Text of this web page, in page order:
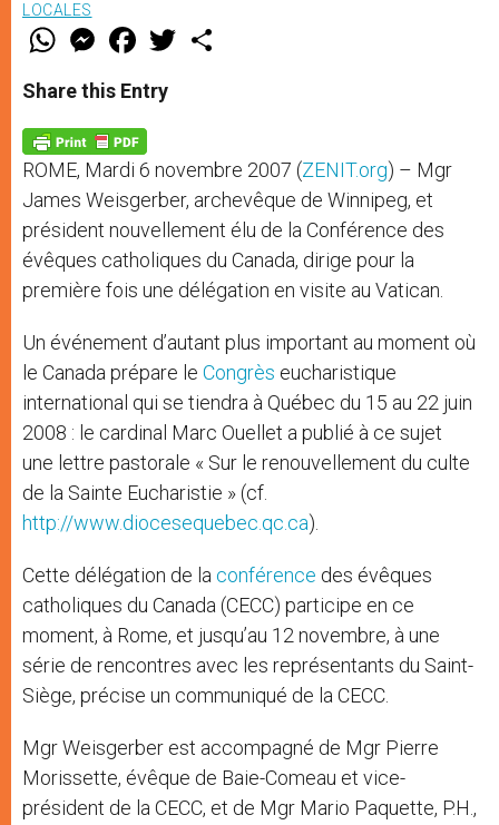
LOCALES
W
t
s
p
p
M
e
s
e
g
e
r
F
a
e
b
o
k
w
Share this Entry
ROME, Mardi 6 novembre 2007 (ZENIT.org) – Mgr
James Weisgerber, archevêque de Winnipeg, et
président nouvellement élu de la Conférence des
évêques catholiques du Canada, dirige pour la
première fois une délégation en visite au Vatican.
Un événement d’autant plus important au moment où
le Canada prépare le Congrès eucharistique
international qui se tiendra à Québec du 15 au 22 juin
2008 : le cardinal Marc Ouellet a publié à ce sujet
une lettre pastorale « Sur le renouvellement du culte
de la Sainte Eucharistie » (cf.
http://www.diocesequebec.qc.ca).
Cette délégation de la conférence des évêques
catholiques du Canada (CECC) participe en ce
moment, à Rome, et jusqu’au 12 novembre, à une
série de rencontres avec les représentants du Saint-
Siège, précise un communiqué de la CECC.
Mgr Weisgerber est accompagné de Mgr Pierre
Morissette, évêque de Baie-Comeau et vice-
président de la CECC, et de Mgr Mario Paquette, P.H.,